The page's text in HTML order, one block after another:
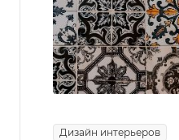
Дизайн интерьеров